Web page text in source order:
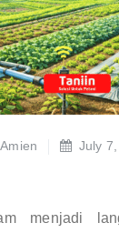
July
menjadi